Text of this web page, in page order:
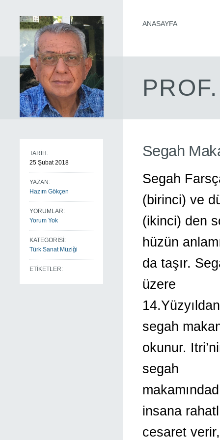
ANASAYFA
TARİH:
25 Şubat 2018
YAZAN:
Hazım Gökçen
YORUMLAR:
Yorum Yok
KATEGORİSİ:
Türk Sanat Müziği
ETİKETLER:
Segah
Segah
(birinci) ve
(ikinci) den
hüzün
da taşır.
üzere
segah
okunur.
segah
insana
cesaret